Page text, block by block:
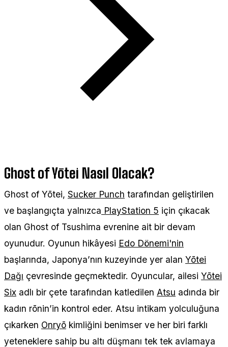
Ghost of Yōtei Nasıl Olacak?
Ghost of Yōtei, Sucker Punch tarafından geliştirilen
ve başlangıçta yalnızca PlayStation 5 için çıkacak
olan Ghost of Tsushima evrenine ait bir devam
oyunudur. Oyunun hikâyesi Edo Dönemi'nin
başlarında, Japonya’nın kuzeyinde yer alan Yōtei
Dağı çevresinde geçmektedir. Oyuncular, ailesi Yōtei
Six adlı bir çete tarafından katledilen Atsu adında bir
kadın rōnin’in kontrol eder. Atsu intikam yolculuğuna
çıkarken Onryō kimliğini benimser ve her biri farklı
yeteneklere sahip bu altı düşmanı tek tek avlamaya